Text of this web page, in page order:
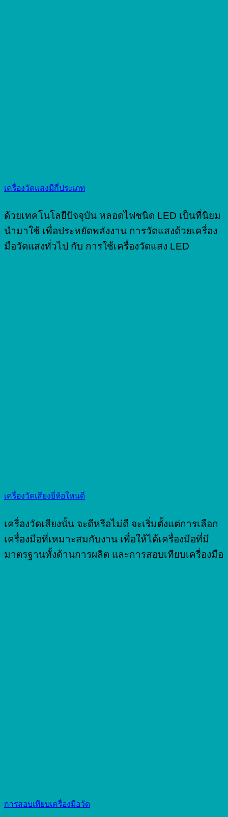
เครื่องวัดแสงมีกี่ประเภท
ด้วยเทคโนโลยีปัจจุบัน หลอดไฟชนิด LED เป็นที่นิยม
นำมาใช้ เพื่อประหยัดพลังงาน การวัดแสงด้วยเครื่อง
มือวัดแสงทั่วไป กับ การใช้เครื่องวัดแสง LED
เครื่องวัดเสียงยี่ห้อใหนดี
เครื่องวัดเสียงนั้น จะดีหรือไม่ดี จะเริ่มตั้งแต่การเลือก
เครื่องมือที่เหมาะสมกับงาน เพื่อให้ได้เครื่องมือที่มี
มาตรฐานทั้งด้านการผลิต และการสอบเทียบเครื่องมือ
การสอบเทียบเครื่องมือวัด